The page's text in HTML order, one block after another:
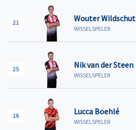
21 Wouter Wildschut
WISSELSPELER
25 Nik van der Steen
WISSELSPELER
16 Lucca Boehlé
WISSELSPELER